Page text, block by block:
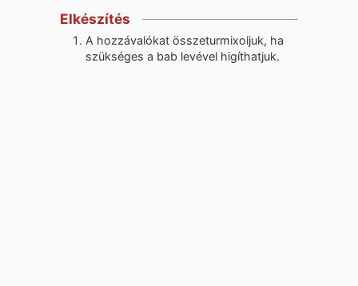
Elkészítés
A hozzávalókat összeturmixoljuk, ha
szükséges a bab levével higíthatjuk.